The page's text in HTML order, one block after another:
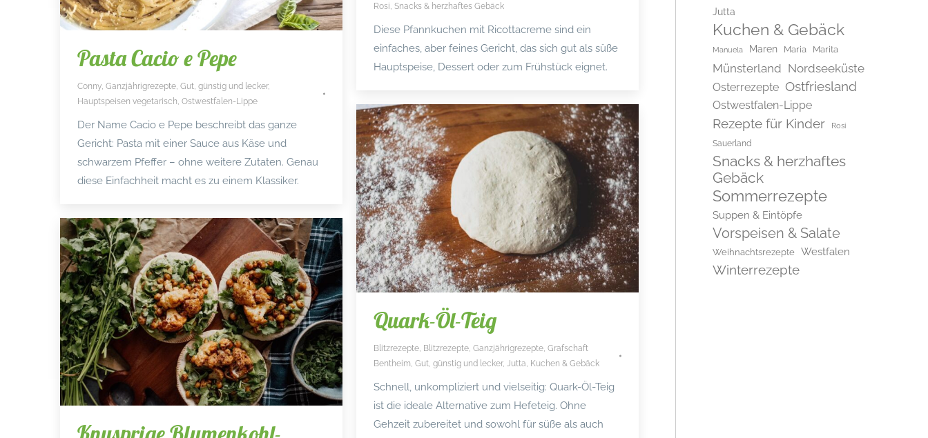
Rosi, Snacks & herzhaftes Gebäck
Diese Pfannkuchen mit Ricottacreme sind ein
einfaches, aber feines Gericht, das sich gut als süße
Hauptspeise, Dessert oder zum Frühstück eignet.
Pasta Cacio e Pepe
Conny, Ganzjährigrezepte, Gut, günstig und lecker,
Hauptspeisen vegetarisch, Ostwestfalen-Lippe
Der Name Cacio e Pepe beschreibt das ganze
Gericht: Pasta mit einer Sauce aus Käse und
schwarzem Pfeffer – ohne weitere Zutaten. Genau
diese Einfachheit macht es zu einem Klassiker.
Quark-Öl-Teig
Blitzrezepte, Blitzrezepte, Ganzjährigrezepte, Grafschaft
Bentheim, Gut, günstig und lecker, Jutta, Kuchen & Gebäck
Schnell, unkompliziert und vielseitig: Quark-Öl-Teig
ist die ideale Alternative zum Hefeteig. Ohne
Gehzeit zubereitet und sowohl für süße als auch
Jutta
Kuchen & Gebäck
Manuela Maren Maria Marita
Münsterland Nordseeküste
Osterrezepte Ostfriesland
Ostwestfalen-Lippe
Rezepte für Kinder
Rosi
Sauerland
Snacks & herzhaftes
Gebäck
Sommerrezepte
Suppen & Eintöpfe
Vorspeisen & Salate
Weihnachtsrezepte Westfalen
Winterrezepte